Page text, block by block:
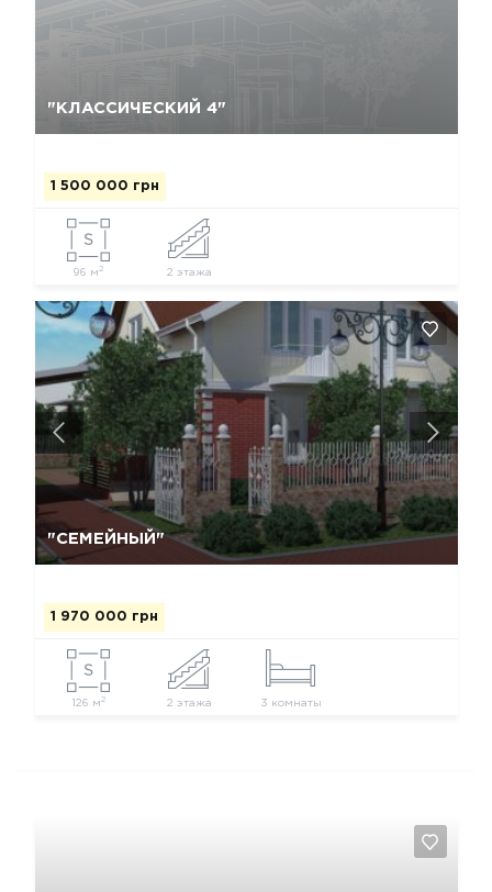
"КЛАССИЧЕСКИЙ 4"
1 500 000 грн
96 м2 2 этажа
"СЕМЕЙНЫЙ"
1 970 000 грн
126 м2 2 этажа 3 комнаты
Да, удалить Отмена